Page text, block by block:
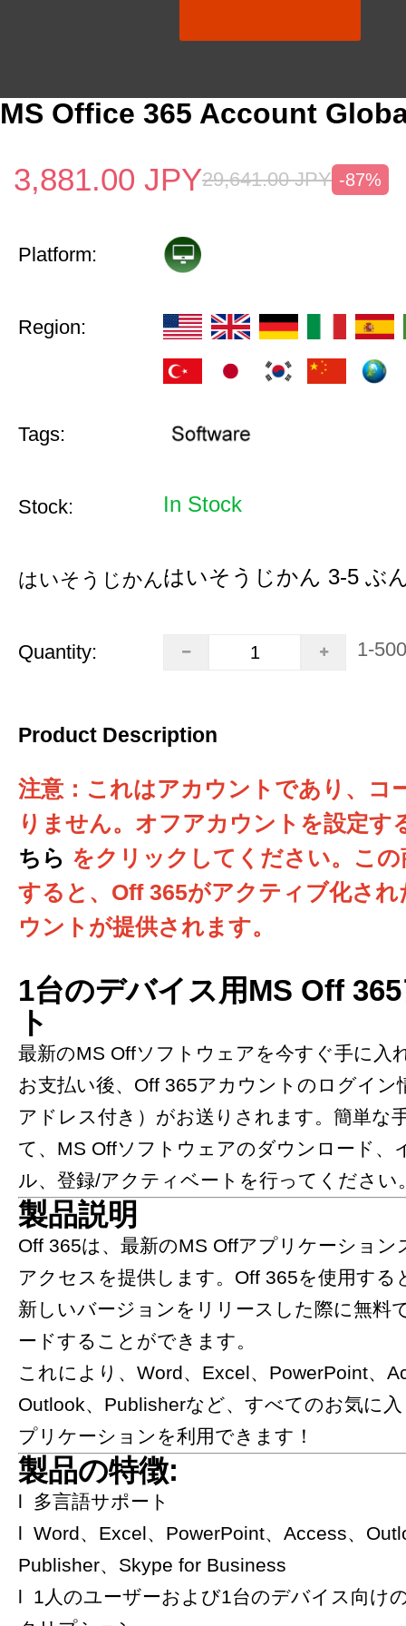
MS Office 365 Account
3,881.00 JPY29,641.00 JPY -87%
Platform:
Region:
Tags:
Stock: In Stock
はいそうじかん:はいそうじかん 3-5 ぶ
Quantity: 1-500
Product Description
注意：これはアカウントであり、コ
りません。オフアカウントを設定す
ちら をクリックしてください。この
すると、Off 365がアクティブ化され
ウントが提供されます。
1台のデバイス用MS Off
ト
最新のMS Offソフトウェアを今すぐ手に入
お支払い後、Off 365アカウントのログイン
アドレス付き）がお送りされます。簡単な
て、MS Offソフトウェアのダウンロード、
ル、登録/アクティベートを行ってください
製品説明
Off 365は、最新のMS Offアプリケーション
アクセスを提供します。Off 365を使用する
新しいバージョンをリリースした際に無料
ードすることができます。
これにより、Word、Excel、PowerPoint、
Outlook、Publisherなど、すべてのお気に
プリケーションを利用できます！
製品の特徴:
l 多言語サポート
l Word、Excel、PowerPoint、Access、
Publisher、Skype for Business
l 1人のユーザーおよび1台のデバイス向け